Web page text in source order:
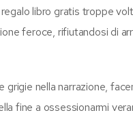
libro gratis troppe
feroce, rifiutandosi di
grigie nella narrazione,
fine a ossessionarmi